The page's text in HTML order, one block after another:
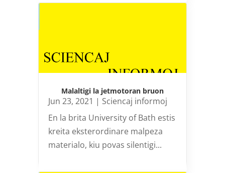
Malaltigi la jetmotoran bruon
Jun 23, 2021 | Sciencaj informoj
En la brita University of Bath estis
kreita eksterordinare malpeza
materialo, kiu povas silentigi...